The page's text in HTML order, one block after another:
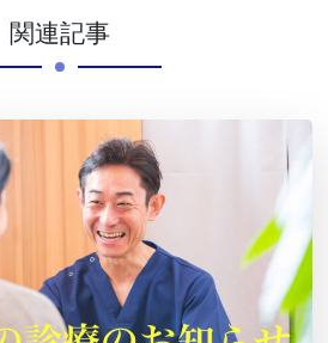
関連記事